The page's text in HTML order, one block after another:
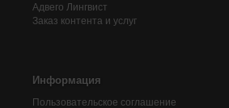
Адвего Лингвист
Заказ контента и услуг
Информация
Пользовательское соглашение